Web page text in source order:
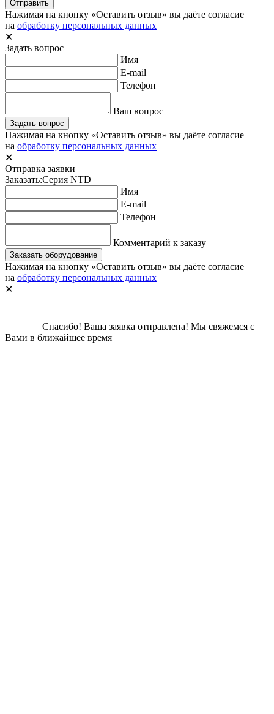
Отправить
Нажимая на кнопку «Оставить отзыв» вы даёте согласие
на обработку персональных данных
✕
Задать вопрос
Имя
E-mail
Телефон
Ваш вопрос
Задать вопрос
Нажимая на кнопку «Оставить отзыв» вы даёте согласие
на обработку персональных данных
✕
Отправка заявки
Заказать:Серия NTD
Имя
E-mail
Телефон
Комментарий к заказу
Заказать оборудование
Нажимая на кнопку «Оставить отзыв» вы даёте согласие
на обработку персональных данных
✕
Спасибо! Ваша заявка отправлена! Мы свяжемся с
Вами в ближайшее время